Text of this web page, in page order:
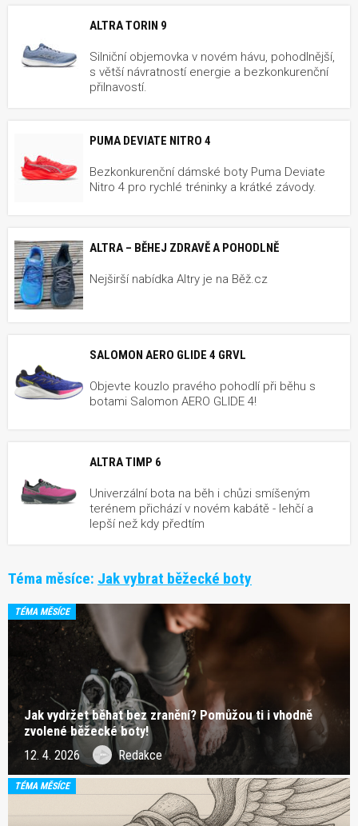
ALTRA TORIN 9
Silniční objemovka v novém hávu, pohodlnější,
s větší návratností energie a bezkonkurenční
přilnavostí.
PUMA DEVIATE NITRO 4
Bezkonkurenční dámské boty Puma Deviate
Nitro 4 pro rychlé tréninky a krátké závody.
ALTRA – BĚHEJ ZDRAVĚ A POHODLNĚ
Nejširší nabídka Altry je na Běž.cz
SALOMON AERO GLIDE 4 GRVL
Objevte kouzlo pravého pohodlí při běhu s
botami Salomon AERO GLIDE 4!
ALTRA TIMP 6
Univerzální bota na běh i chůzi smíšeným
terénem přichází v novém kabátě - lehčí a
lepší než kdy předtím
Téma měsíce: Jak vybrat běžecké boty
TÉMA MĚSÍCE
Jak vydržet běhat bez zranění? Pomůžou ti i vhodně
zvolené běžecké boty!
12. 4. 2026 Redakce
TÉMA MĚSÍCE